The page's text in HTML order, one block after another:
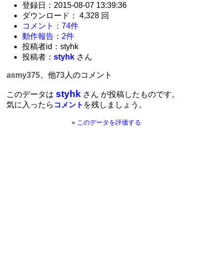
登録日：2015-08-07 13:39:36
ダウンロード： 4,328 回
コメント：74件
動作報告：2件
投稿者id：styhk
投稿者：styhk さん
asmy375、他73人のコメント
このデータはstyhk さん が投稿したものです。
気に入ったら コメント を残しましょう。
» このデータを評価する